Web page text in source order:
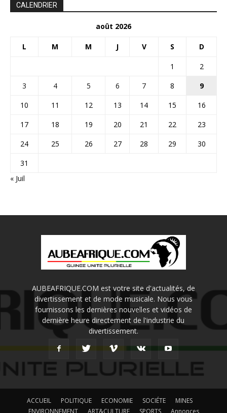
CALENDRIER
août 2026
L M M J V S D
1
2
3
4 5 6 7 8
9
10
11 12 13 14 15
16
17
18 19 20 21 22
23
24
25 26 27 28 29
30
31
« Juil
AUBEAFRIQUE.COM est votre site d'actualités, de
divertissement et de mode musicale. Nous vous
fournissons les dernières nouvelles et vidéos de
dernière heure directement de l'industrie du
divertissement.
ACCUEIL POLITIQUE ECONOMIE SOCIÉTE
MINES
ENVIRONNEMENT
ART&CULTURE SPORTS Annonces